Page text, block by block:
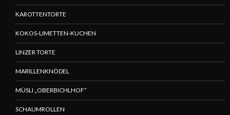
KAROTTENTORTE
KOKOS-LIMETTEN-KUCHEN
LINZER TORTE
MARILLENKNÖDEL
MÜSLI „OBERBICHLHOF“
SCHAUMROLLEN